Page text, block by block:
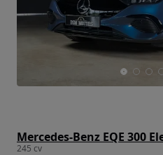
Mercedes-Benz EQE 300
245 cv